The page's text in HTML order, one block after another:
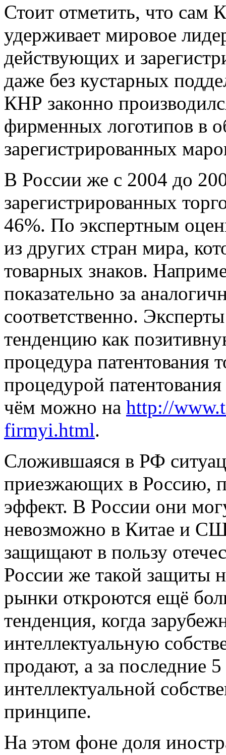
Стоит отметить, что сам
удерживает мировое
действующих и
даже без кустарных
КНР законно
фирменных логотипов в
зарегистрированных
В России же с 2004 до
зарегистрированных
46%. По экспертным
из других стран мира,
товарных знаков.
показательно за
соответственно.
тенденцию как
процедура патентования
процедурой
чём можно на http://
firmyi.html.
Сложившаяся в РФ
приезжающих в Россию,
эффект. В России они
невозможно в Китае и
защищают в пользу
России же такой защиты
рынки откроются ещё
тенденция, когда
интеллектуальную
продают, а за последние
интеллектуальной
принципе.
На этом фоне доля